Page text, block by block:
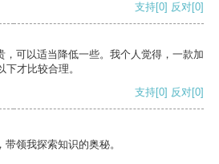
支持[0] 反对[0]
，可以适当降低一些。我个人觉得，一款加
才比较合理。
支持[0] 反对[0]
领我探索知识的奥秘。